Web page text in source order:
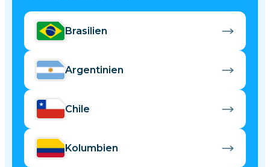
Brasilien
Argentinien
Chile
Kolumbien